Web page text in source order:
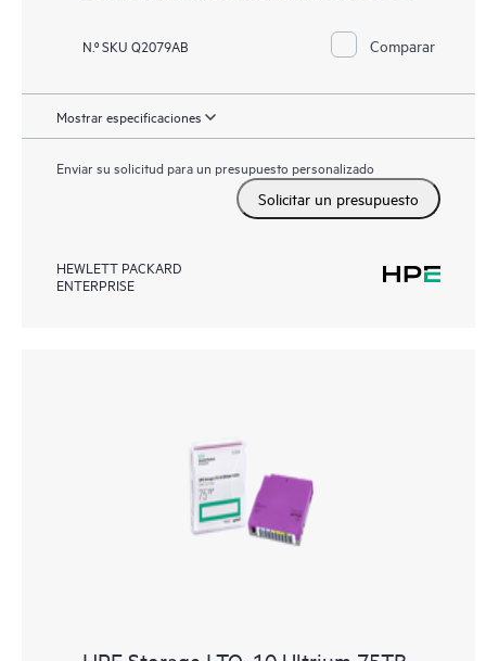
N.º SKU Q2079AB Comparar
Mostrar especificaciones
Enviar su solicitud para un presupuesto personalizado
Solicitar un presupuesto
HEWLETT PACKARD
ENTERPRISE